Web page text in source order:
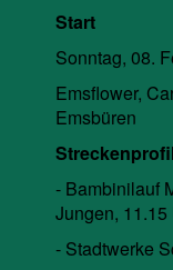
Start
Sonntag, 08.
Emsflower,
Emsbüren
- Bambinilauf
Jungen, 11.15
- Stadtwerke